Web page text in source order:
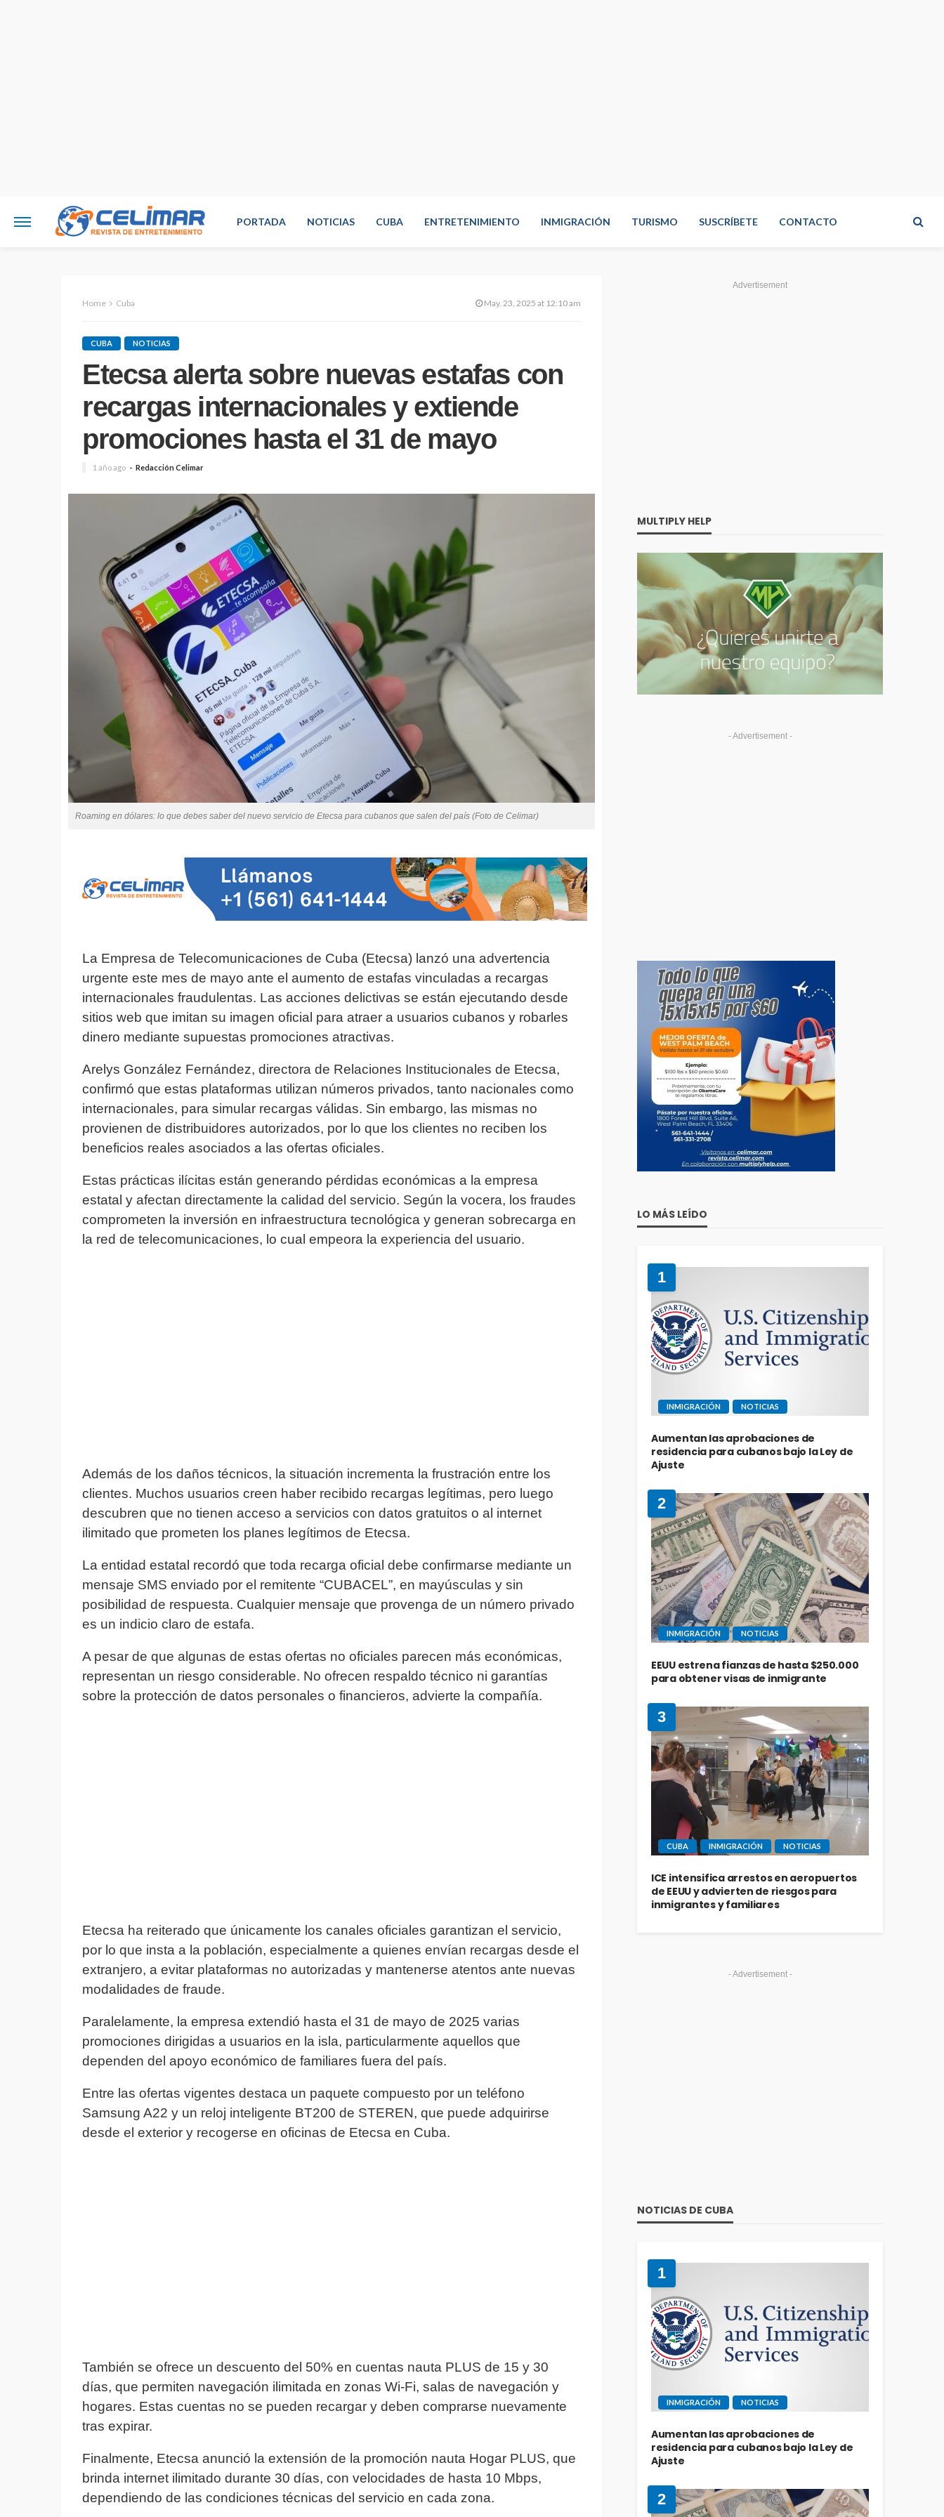
PORTADA NOTICIAS CUBA ENTRETENIMIENTO INMIGRACIÓN TURISMO SUSCRÍBETE CONTACTO
Home Cuba May. 23, 2025 at 12:10 am
CUBA NOTICIAS
Etecsa alerta sobre nuevas estafas con
recargas internacionales y extiende
promociones hasta el 31 de mayo
1 año ago Redacción Celimar
Roaming en dólares: lo que debes saber del nuevo servicio de Etecsa para cubanos que salen del país (Foto de Celimar)
La Empresa de Telecomunicaciones de Cuba (Etecsa) lanzó una advertencia
urgente este mes de mayo ante el aumento de estafas vinculadas a recargas
internacionales fraudulentas. Las acciones delictivas se están ejecutando desde
sitios web que imitan su imagen oficial para atraer a usuarios cubanos y robarles
dinero mediante supuestas promociones atractivas.
Arelys González Fernández, directora de Relaciones Institucionales de Etecsa,
confirmó que estas plataformas utilizan números privados, tanto nacionales como
internacionales, para simular recargas válidas. Sin embargo, las mismas no
provienen de distribuidores autorizados, por lo que los clientes no reciben los
beneficios reales asociados a las ofertas oficiales.
Estas prácticas ilícitas están generando pérdidas económicas a la empresa
estatal y afectan directamente la calidad del servicio. Según la vocera, los fraudes
comprometen la inversión en infraestructura tecnológica y generan sobrecarga en
la red de telecomunicaciones, lo cual empeora la experiencia del usuario.
Además de los daños técnicos, la situación incrementa la frustración entre los
clientes. Muchos usuarios creen haber recibido recargas legítimas, pero luego
descubren que no tienen acceso a servicios con datos gratuitos o al internet
ilimitado que prometen los planes legítimos de Etecsa.
La entidad estatal recordó que toda recarga oficial debe confirmarse mediante un
mensaje SMS enviado por el remitente “CUBACEL”, en mayúsculas y sin
posibilidad de respuesta. Cualquier mensaje que provenga de un número privado
es un indicio claro de estafa.
A pesar de que algunas de estas ofertas no oficiales parecen más económicas,
representan un riesgo considerable. No ofrecen respaldo técnico ni garantías
sobre la protección de datos personales o financieros, advierte la compañía.
Etecsa ha reiterado que únicamente los canales oficiales garantizan el servicio,
por lo que insta a la población, especialmente a quienes envían recargas desde el
extranjero, a evitar plataformas no autorizadas y mantenerse atentos ante nuevas
modalidades de fraude.
Paralelamente, la empresa extendió hasta el 31 de mayo de 2025 varias
promociones dirigidas a usuarios en la isla, particularmente aquellos que
dependen del apoyo económico de familiares fuera del país.
Entre las ofertas vigentes destaca un paquete compuesto por un teléfono
Samsung A22 y un reloj inteligente BT200 de STEREN, que puede adquirirse
desde el exterior y recogerse en oficinas de Etecsa en Cuba.
También se ofrece un descuento del 50% en cuentas nauta PLUS de 15 y 30
días, que permiten navegación ilimitada en zonas Wi-Fi, salas de navegación y
hogares. Estas cuentas no se pueden recargar y deben comprarse nuevamente
tras expirar.
Finalmente, Etecsa anunció la extensión de la promoción nauta Hogar PLUS, que
brinda internet ilimitado durante 30 días, con velocidades de hasta 10 Mbps,
dependiendo de las condiciones técnicas del servicio en cada zona.
Advertisement
MULTIPLY HELP
- Advertisement -
LO MÁS LEÍDO
1
INMIGRACIÓN NOTICIAS
Aumentan las aprobaciones de
residencia para cubanos bajo la Ley de
Ajuste
2
INMIGRACIÓN NOTICIAS
EEUU estrena fianzas de hasta $250.000
para obtener visas de inmigrante
3
CUBA INMIGRACIÓN NOTICIAS
ICE intensifica arrestos en aeropuertos
de EEUU y advierten de riesgos para
inmigrantes y familiares
- Advertisement -
NOTICIAS DE CUBA
1
INMIGRACIÓN NOTICIAS
Aumentan las aprobaciones de
residencia para cubanos bajo la Ley de
Ajuste
2